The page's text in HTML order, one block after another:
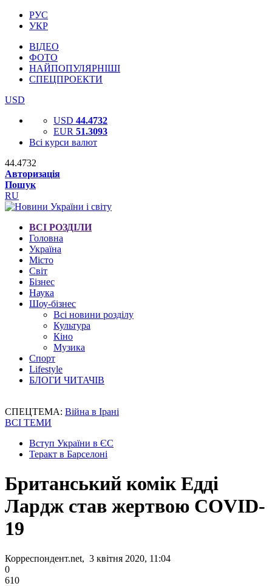
РУС
УКР
ВІДЕО
ФОТО
НАЙПОПУЛЯРНІШІ
СПЕЦПРОЕКТИ
USD
USD 44.4732
EUR 51.3093
Всі курси валют
44.4732
Авторизація
Пошук
RU
ВСІ РОЗДІЛИ
Головна
Україна
Місто
Світ
Бізнес
Наука
Шоу-бізнес
Всі новини розділу
Культура
Кіно
Музика
Спорт
Lifestyle
БЛОГИ ЧИТАЧІВ
СПЕЦТЕМА: Війна в Ірані
ВСІ ТЕМИ
Вступ України в ЄС
Теракт в Барселоні
Британський комік Едді
Лардж став жертвою COVID-
19
Корреспондент.net, 3 квітня 2020, 11:04
0
610